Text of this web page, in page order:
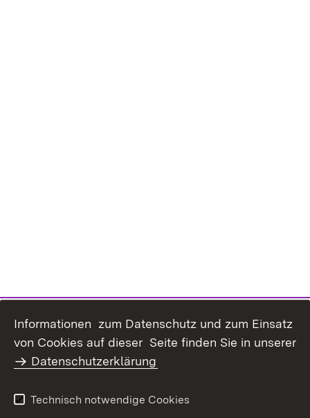
Inhaltsübersicht
Kontakt
Barrierefreiheit
Benutzungshinweise
Informationen zum Datenschutz und zum Einsatz
von Cookies auf dieser Seite finden Sie in unserer
Datenschutzerklärung
Technisch notwendige Cookies